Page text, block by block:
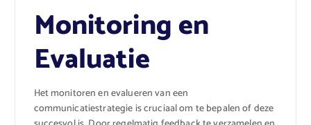
Monitoring en
Evaluatie
Het monitoren en evalueren van een
communicatiestrategie is cruciaal om te bepalen of deze